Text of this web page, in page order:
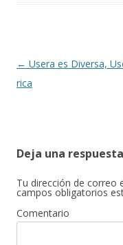
Navegación
de
← Usera es Diversa,
rica
Deja una respuesta
Tu dirección de correo
campos obligatorios
Comentario